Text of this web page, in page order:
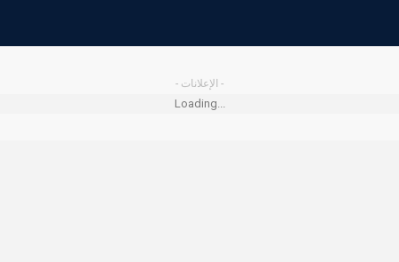
- الإعلانات -
Loading...